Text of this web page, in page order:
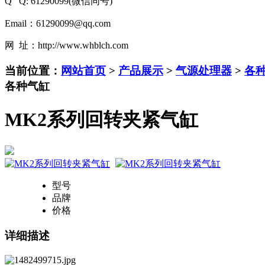
Email：61290099@qq.com
网 址：http://www.whblch.com
当前位置： 网站首页 > 产品展示 > 气源处理器 > 各
各种气缸
MK2系列回转夹紧气缸
型号
品牌
价格
详细描述